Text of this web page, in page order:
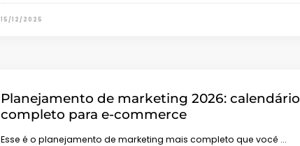
15/12/2025
Planejamento de marketing 2026: calendário
completo para e-commerce
Esse é o planejamento de marketing mais completo que você …